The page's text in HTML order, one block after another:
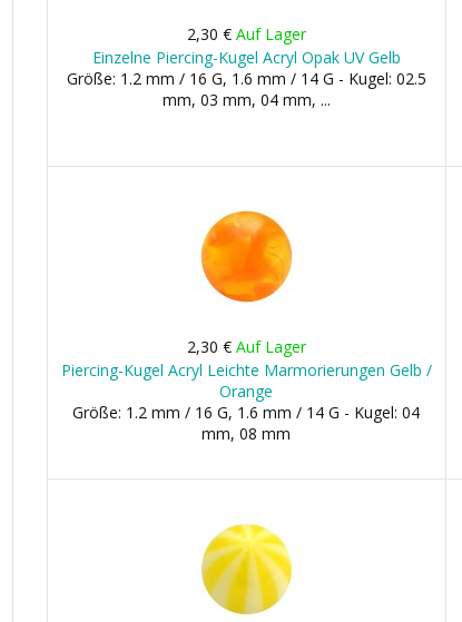
2,30 € Auf Lager
Einzelne Piercing-Kugel Acryl Opak UV Gelb
Größe: 1.2 mm / 16 G, 1.6 mm / 14 G - Kugel: 02.5
mm, 03 mm, 04 mm, ...
2,30 € Auf Lager
Piercing-Kugel Acryl Leichte Marmorierungen Gelb /
Orange
Größe: 1.2 mm / 16 G, 1.6 mm / 14 G - Kugel: 04
mm, 08 mm